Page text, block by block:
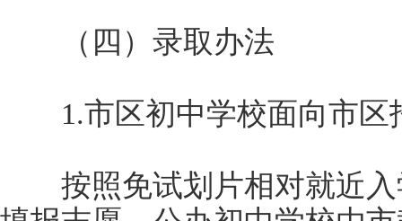
（四）录取办法
1.市区初中学校面向市区
按照免试划片相对就近入